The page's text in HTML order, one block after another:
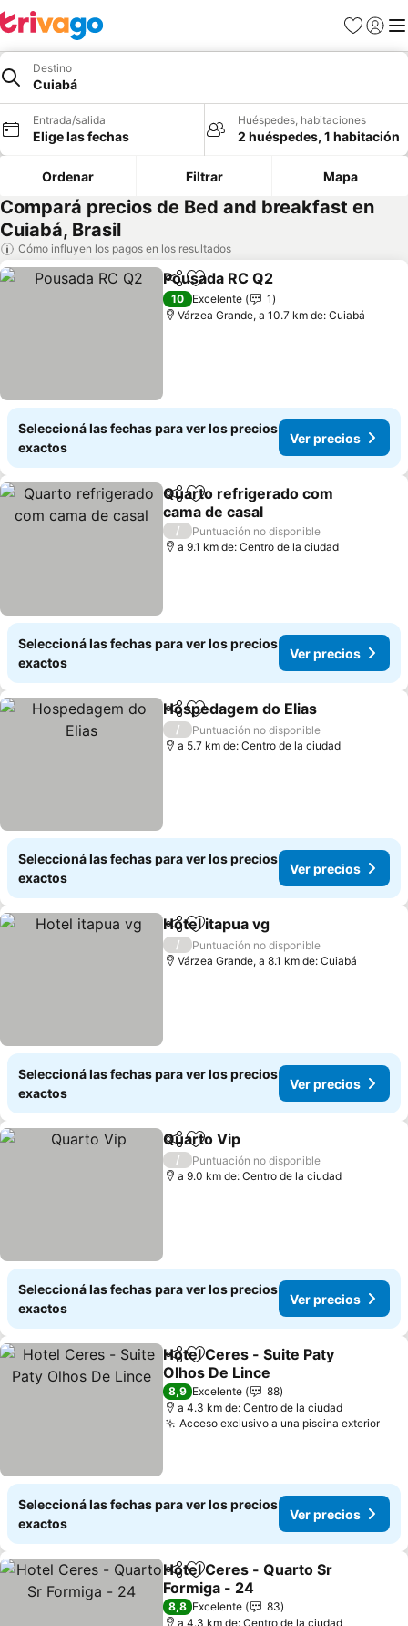
Favoritos
Iniciar
Destino
Cuiabá
Entrada/salida
Elige las fechas
Huéspedes, habitaciones
2 huéspedes, 1 habitación
Ordenar Filtrar Mapa
Compará precios de Bed and breakfast en
Cuiabá, Brasil
Cómo influyen los pagos en los resultados
CompartirAñadir a favoritos
Pousada RC Q2
10 Excelente
1
Várzea Grande, a 10.7 km de: Cuiabá
Seleccioná las fechas para ver los precios
exactos
Ver precios
CompartirAñadir a favoritos
Quarto refrigerado com
cama de casal
Ver precios
/
Puntuación no disponible
a 9.1 km de: Centro de la ciudad
Seleccioná las fechas para ver los precios
exactos
Ver precios
CompartirAñadir a favoritos
Hospedagem do Elias
/
Puntuación no disponible
a 5.7 km de: Centro de la ciudad
Seleccioná las fechas para ver los precios
exactos
Ver precios
CompartirAñadir a favoritos
Hotel itapua vg
/
Puntuación no disponible
Várzea Grande, a 8.1 km de: Cuiabá
Seleccioná las fechas para ver los precios
exactos
Ver precios
CompartirAñadir a favoritos
Quarto Vip
/
Puntuación no disponible
a 9.0 km de: Centro de la ciudad
Seleccioná las fechas para ver los precios
exactos
Ver precios
CompartirAñadir a favoritos
Hotel Ceres - Suite Paty
Olhos De Lince
Ver precios
8,9 Excelente
88
a 4.3 km de: Centro de la ciudad
Acceso exclusivo a una piscina exteriorVer
Seleccioná las fechas para ver los precios
exactos
Ver precios
CompartirAñadir a favoritos
Hotel Ceres - Quarto Sr
Formiga - 24
Ver precios
8,8 Excelente
83
a 4.3 km de: Centro de la ciudad